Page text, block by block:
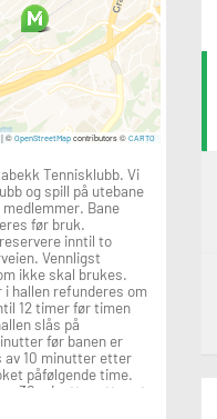
|© OpenStreetMapcontributors © CARTO
Tennisklubb. Vi
og spill på utebane
Bane
før bruk.
inntil to
Vennligst
ikke skal brukes.
hallen refunderes om
12 timer før timen
slås på
før banen er
av 10 minutter etter
påfølgende time.
30 minutter etter at
er ferdig. Evt